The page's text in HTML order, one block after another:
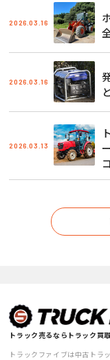
2026.03.16
2026.03.16
2026.03.13
トラック売るならトラック買
トラックファイブは中古トラ